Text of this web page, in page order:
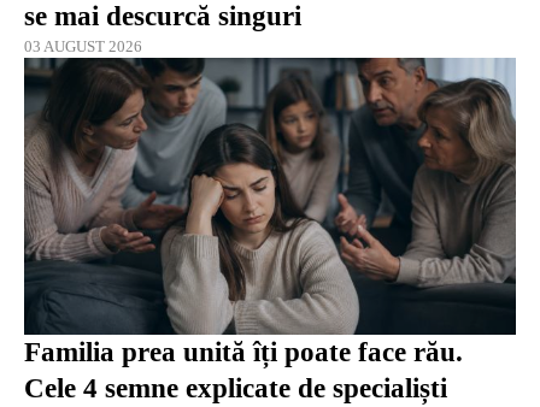
se mai descurcă singuri
03 AUGUST 2026
Familia prea unită îți poate face rău.
Cele 4 semne explicate de specialiști